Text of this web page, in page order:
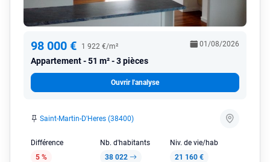
98 000 € 1 922 €/m²
Appartement 51 m² - 3 pièces
01/08/2026
Ouvrir l'analyse
Saint-Martin-D'Heres (38400)
Différence
5 %
Nb. d'habitants
38 022
Niv. de vie/hab
21 160 €